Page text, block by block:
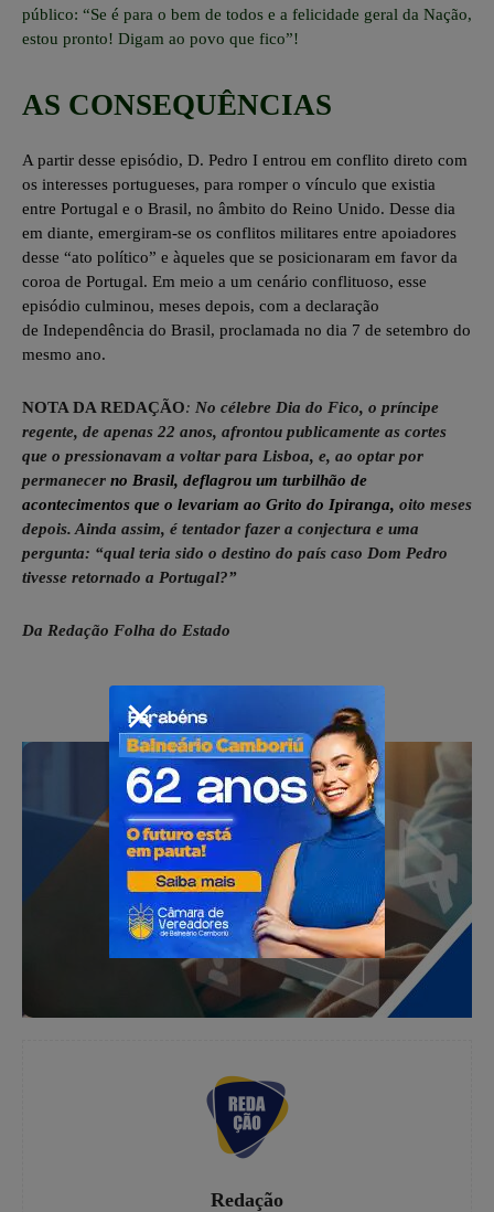
público: “Se é para o bem de todos e a felicidade geral da Nação,
estou pronto! Digam ao povo que fico”!
AS CONSEQUÊNCIAS
A partir desse episódio, D. Pedro I entrou em conflito direto com
os interesses portugueses, para romper o vínculo que existia
entre Portugal e o Brasil, no âmbito do Reino Unido. Desse dia
em diante, emergiram-se os conflitos militares entre apoiadores
desse “ato político” e àqueles que se posicionaram em favor da
coroa de Portugal. Em meio a um cenário conflituoso, esse
episódio culminou, meses depois, com a declaração
de Independência do Brasil, proclamada no dia 7 de setembro do
mesmo ano.
NOTA DA REDAÇÃO: No célebre Dia do Fico, o príncipe
regente, de apenas 22 anos, afrontou publicamente as cortes
que o pressionavam a voltar para Lisboa, e, ao optar por
permanecer no Brasil, deflagrou um turbilhão de
acontecimentos que o levariam ao Grito do Ipiranga, oito meses
depois. Ainda assim, é tentador fazer a conjectura e uma
pergunta: “qual teria sido o destino do país caso Dom Pedro
tivesse retornado a Portugal?”
Da Redação Folha do Estado
Redação